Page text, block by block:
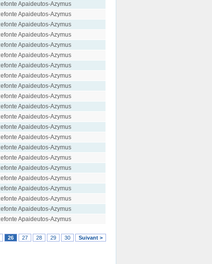
Apaideutos-Azymus
Apaideutos-Azymus
Apaideutos-Azymus
Apaideutos-Azymus
Apaideutos-Azymus
Apaideutos-Azymus
Apaideutos-Azymus
Apaideutos-Azymus
Apaideutos-Azymus
Apaideutos-Azymus
Apaideutos-Azymus
Apaideutos-Azymus
Apaideutos-Azymus
Apaideutos-Azymus
Apaideutos-Azymus
Apaideutos-Azymus
Apaideutos-Azymus
Apaideutos-Azymus
Apaideutos-Azymus
Apaideutos-Azymus
Apaideutos-Azymus
Apaideutos-Azymus
26 27 28 29 30 Suivant >